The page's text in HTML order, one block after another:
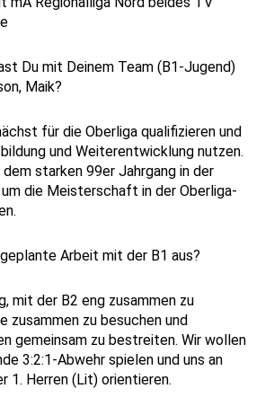
Du mit Deinem Team (B1-Jugend)
Maik?
für die Oberliga qualifizieren und
und Weiterentwicklung nutzen.
starken 99er Jahrgang in der
die Meisterschaft in der Oberliga-
Arbeit mit der B1 aus?
mit der B2 eng zusammen zu
zusammen zu besuchen und
gemeinsam zu bestreiten. Wir wollen
3:2:1-Abwehr spielen und uns an
1. Herren (Lit) orientieren.